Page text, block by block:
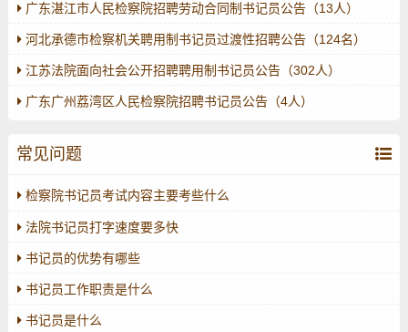
广东湛江市人民检察院招聘劳动合同制书记员公告（13人）
河北承德市检察机关聘用制书记员过渡性招聘公告（124名）
江苏法院面向社会公开招聘聘用制书记员公告（302人）
广东广州荔湾区人民检察院招聘书记员公告（4人）
常见问题
检察院书记员考试内容主要考些什么
法院书记员打字速度要多快
书记员的优势有哪些
书记员工作职责是什么
书记员是什么